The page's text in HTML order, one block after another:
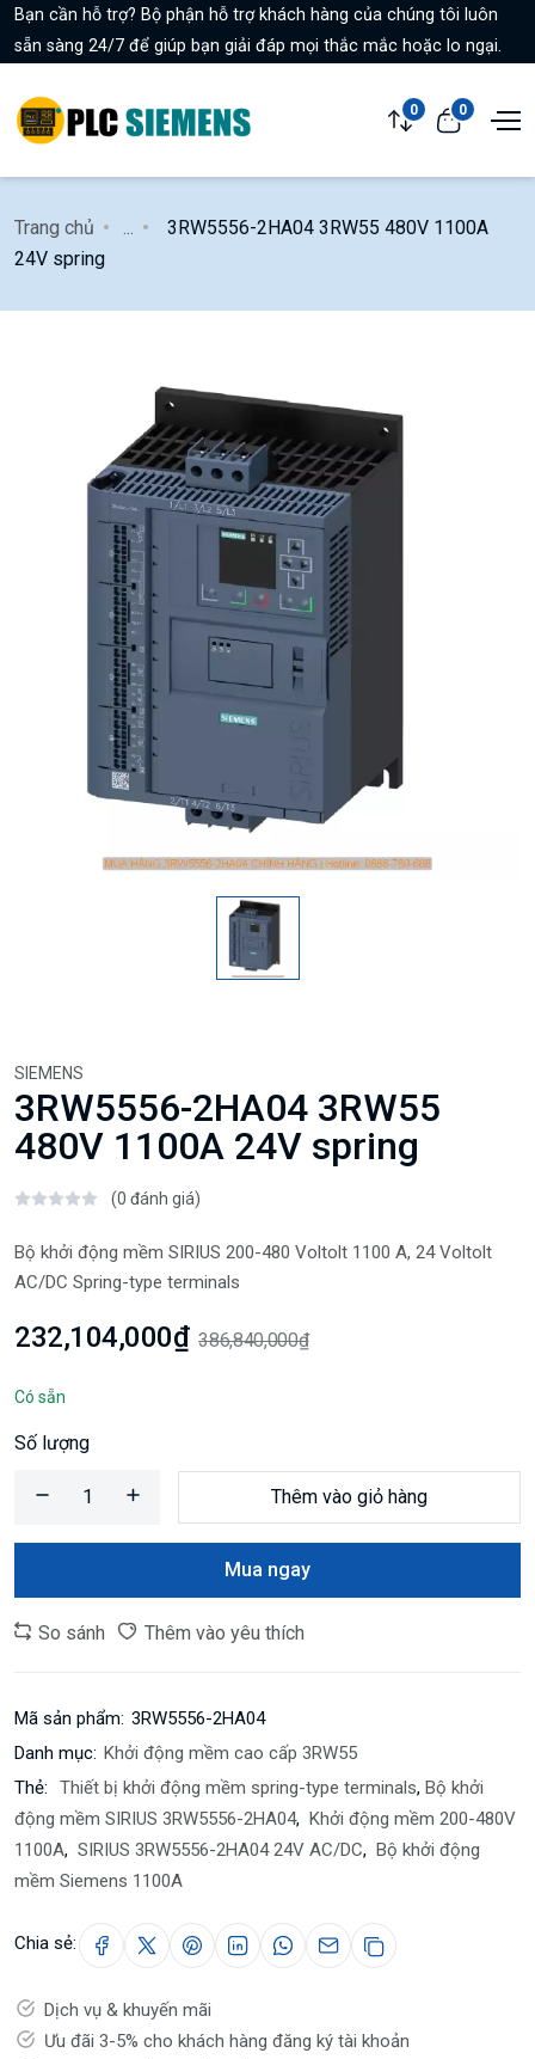
Bạn cần hỗ trợ? Bộ phận hỗ trợ khách hàng của chúng tôi luôn
sẵn sàng 24/7 để giúp bạn giải đáp mọi thắc mắc hoặc lo ngại.
0 0
Trang chủ
3RW5556-2HA04 3RW55 480V 1100A
24V spring
SIEMENS
3RW5556-2HA04 3RW55
480V 1100A 24V spring
(0 đánh giá)
Bộ khởi động mềm SIRIUS 200-480 Voltolt 1100 A, 24 Voltolt
AC/DC Spring-type terminals
232,104,000₫ 386,840,000₫
Có sẵn
Số lượng
Thêm vào giỏ hàng
Mua ngay
So sánh Thêm vào yêu thích
Mã sản phẩm: 3RW5556-2HA04
Danh mục: Khởi động mềm cao cấp 3RW55
Thẻ:
Thiết bị khởi động mềm spring-type terminals, Bộ khởi
động mềm SIRIUS 3RW5556-2HA04, Khởi động mềm 200-480V
1100A, SIRIUS 3RW5556-2HA04 24V AC/DC, Bộ khởi động
mềm Siemens 1100A
Chia sẻ:
Dịch vụ & khuyến mãi
Ưu đãi 3-5% cho khách hàng đăng ký tài khoản